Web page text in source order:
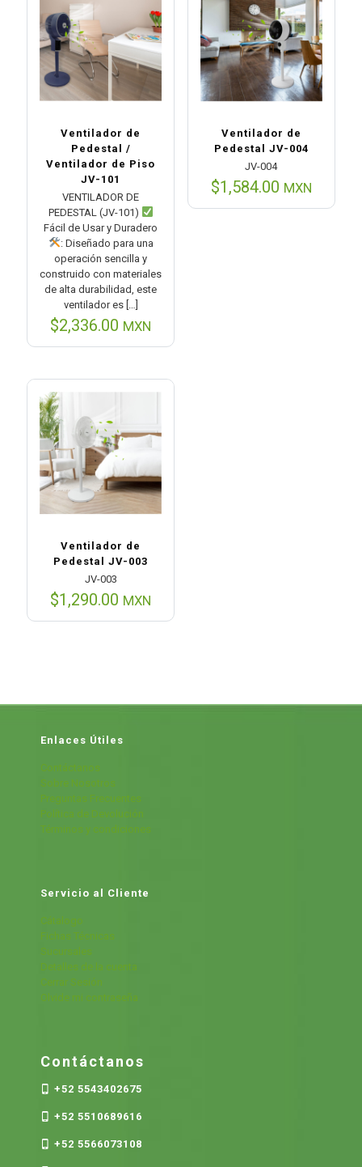
Ventilador de
Pedestal /
Ventilador de Piso
JV-101
VENTILADOR DE
PEDESTAL (JV-101)
Fácil de Usar y Duradero
: Diseñado para una
operación sencilla y
construido con materiales
de alta durabilidad, este
ventilador es[…]
$2,336.00 MXN
Ventilador de
Pedestal JV-004
JV-004
$1,584.00 MXN
Ventilador de
Pedestal JV-003
JV-003
$1,290.00 MXN
Enlaces Útiles
Contáctanos
Sobre Nosotros
Preguntas Frecuentes
Política de Devolución
Términos y condiciones
Servicio al Cliente
Cátalogo
Fichas Técnicas
Sucursales
Detalles de la cuenta
Cerrar Sesión
Olvide mi contraseña
Contáctanos
+52 5543402675
+52 5510689616
+52 5566073108